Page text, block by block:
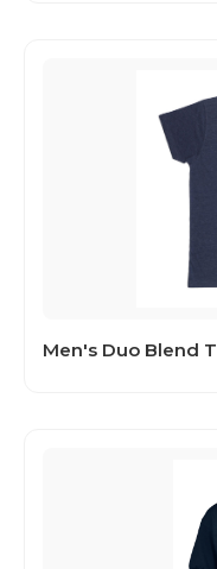
Men's Duo Blend T